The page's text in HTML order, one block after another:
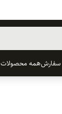
سفارشهمه محصولات